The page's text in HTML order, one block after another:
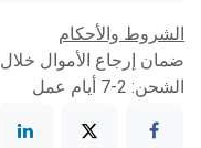
الشروط والأحكام
ضمان إرجاع الأموال خلال 30 يوماً
الشحن: 2-7 أيام عمل